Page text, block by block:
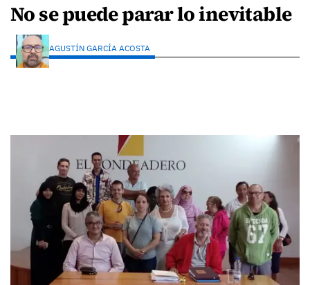
No se puede parar lo inevitable
AGUSTÍN GARCÍA ACOSTA